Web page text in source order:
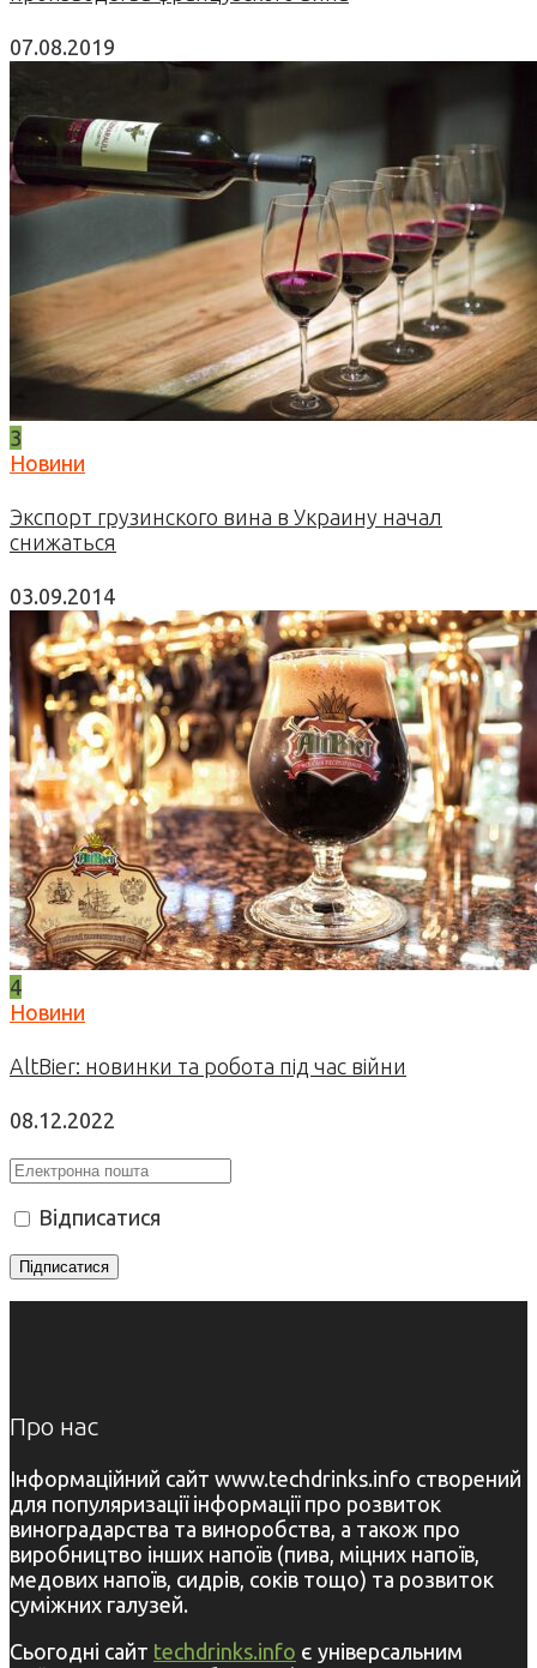
07.08.2019
3
Новини
Экспорт грузинского вина в Украину начал
снижаться
03.09.2014
4
Новини
AltBier: новинки та робота під час війни
08.12.2022
Відписатися
Про нас
Інформаційний сайт www.techdrinks.info створений
для популяризації інформації про розвиток
виноградарства та виноробства, а також про
виробництво інших напоїв (пива, міцних напоїв,
медових напоїв, сидрів, соків тощо) та розвиток
суміжних галузей.
Сьогодні сайт techdrinks.info є універсальним